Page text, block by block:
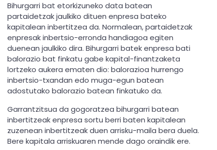
Bihurgarri bat etorkizuneko data batean
partaidetzak jaulkiko dituen enpresa bateko
kapitalean inbertitzea da. Normalean, partaidetzak
enpresak inbertsio-erronda handiagoa egiten
duenean jaulkiko dira. Bihurgarri batek enpresa bati
balorazio bat finkatu gabe kapital-finantzaketa
lortzeko aukera ematen dio: balorazioa hurrengo
inbertsio-txandan edo muga-egun batean
adostutako balorazio batean finkatuko da.
Garrantzitsua da gogoratzea bihurgarri batean
inbertitzeak enpresa sortu berri baten kapitalean
zuzenean inbertitzeak duen arrisku-maila bera duela.
Bere kapitala arriskuaren mende dago oraindik ere.